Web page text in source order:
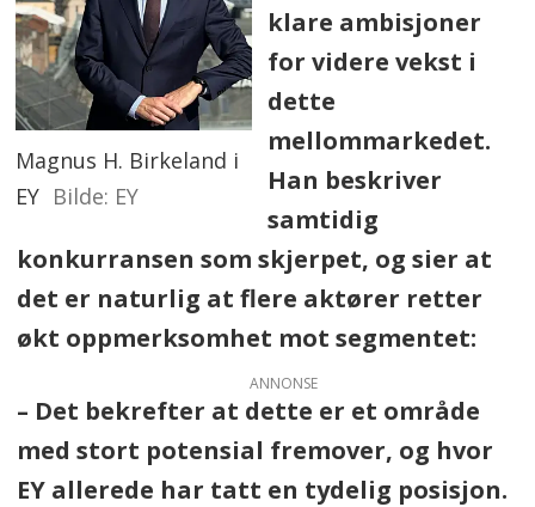
Magnus H. Birkeland i
EY
EY
klare ambisjoner
for videre vekst i
dette
mellommarkedet.
Han beskriver
samtidig
konkurransen som skjerpet, og sier at
det er naturlig at flere aktører retter
økt oppmerksomhet mot segmentet:
ANNONSE
– Det bekrefter at dette er et område
med stort potensial fremover, og hvor
EY allerede har tatt en tydelig posisjon.